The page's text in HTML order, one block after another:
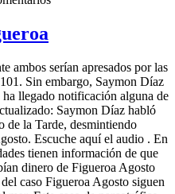
ambos serían apresados por las
Sin embargo, Saymon Díaz
llegado notificación alguna de
Saymon Díaz habló
de la Tarde, desmintiendo
Escuche aquí el audio . En
tienen información de que
dinero de Figueroa Agosto
caso Figueroa Agosto siguen